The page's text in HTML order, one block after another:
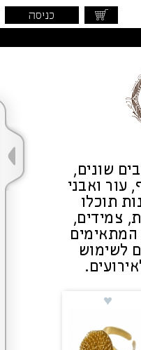
כניסה
שונים,
עור ואבני
תוכלו
צמידים,
המתאימים
לשימוש